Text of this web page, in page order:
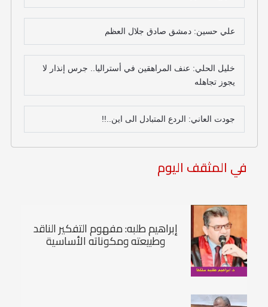
علي حسين: دمشق صادق جلال العظم
خليل الحلي: عنف المراهقين في أستراليا.. جرس إنذار لا
يجوز تجاهله
جودت العاني: الردع المتبادل الى اين..!!
في المثقف اليوم
إبراهيم طلبه: مفهوم التفكير الناقد
وطبيعته ومكوناته الأساسية